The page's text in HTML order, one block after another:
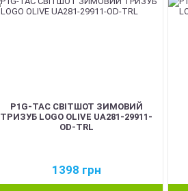
P1G-TAC СВІТШОТ ЗИМОВИЙ
ТРИЗУБ LOGO OLIVE UA281-29911-
OD-TRL
1398 грн